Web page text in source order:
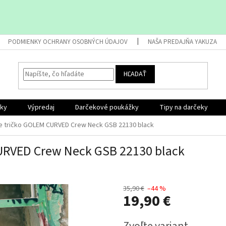
PODMIENKY OCHRANY OSOBNÝCH ÚDAJOV NAŠA PREDAJŇA YAKUZA
HĽADAŤ
Výpredaj Darčekové poukážky Tipy na darčeky
GOLEM CURVED Crew Neck GSB 22130 black
Crew Neck GSB 22130 black
35,90 € –44 %
19,90 €